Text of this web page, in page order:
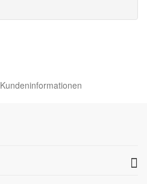
Kundeninformationen